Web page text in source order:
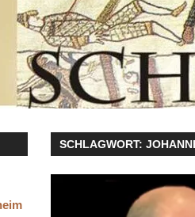
SCHLAGWORT: